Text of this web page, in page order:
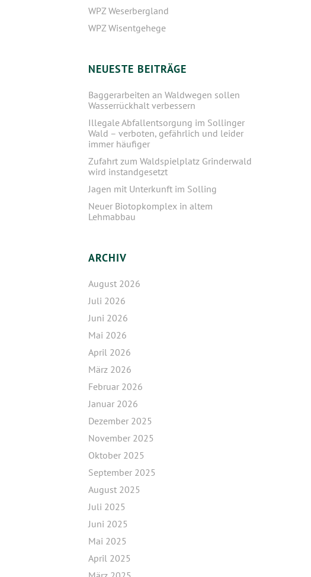
WPZ Weserbergland
WPZ Wisentgehege
NEUESTE BEITRÄGE
Baggerarbeiten an Waldwegen sollen
Wasserrückhalt verbessern
Illegale Abfallentsorgung im Sollinger
Wald – verboten, gefährlich und leider
immer häufiger
Zufahrt zum Waldspielplatz Grinderwald
wird instandgesetzt
Jagen mit Unterkunft im Solling
Neuer Biotopkomplex in altem
Lehmabbau
ARCHIV
August 2026
Juli 2026
Juni 2026
Mai 2026
April 2026
März 2026
Februar 2026
Januar 2026
Dezember 2025
November 2025
Oktober 2025
September 2025
August 2025
Juli 2025
Juni 2025
Mai 2025
April 2025